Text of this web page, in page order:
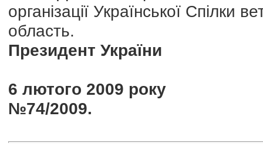
організації Української Спілки
область.
Президент України
6 лютого 2009 року
№74/2009.